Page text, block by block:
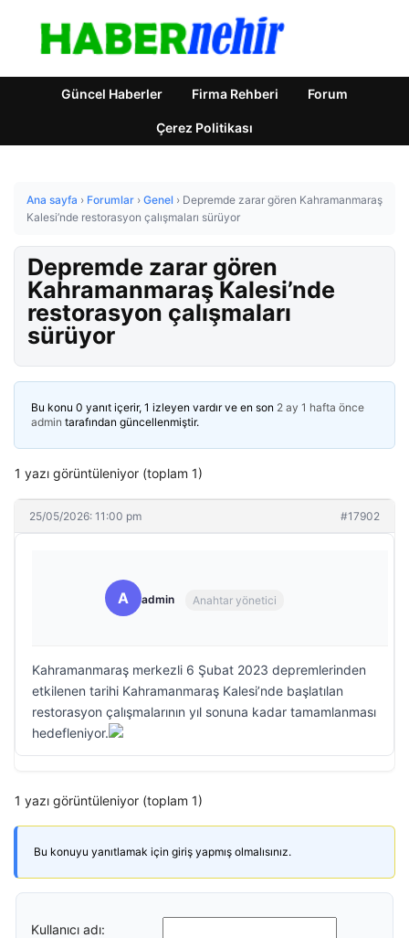
Güncel Haberler Firma Rehberi Forum
Çerez Politikası
Ana sayfa › Forumlar › Genel › Depremde zarar gören Kahramanmaraş
Kalesi’nde restorasyon çalışmaları sürüyor
Depremde zarar gören
Kahramanmaraş Kalesi’nde
restorasyon çalışmaları
sürüyor
Bu konu 0 yanıt içerir, 1 izleyen vardır ve en son 2 ay 1 hafta önce
admin tarafından güncellenmiştir.
1 yazı görüntüleniyor (toplam 1)
25/05/2026: 11:00 pm #17902
A admin Anahtar yönetici
Kahramanmaraş merkezli 6 Şubat 2023 depremlerinden
etkilenen tarihi Kahramanmaraş Kalesi’nde başlatılan
restorasyon çalışmalarının yıl sonuna kadar tamamlanması
hedefleniyor.
1 yazı görüntüleniyor (toplam 1)
Bu konuyu yanıtlamak için giriş yapmış olmalısınız.
Kullanıcı adı: